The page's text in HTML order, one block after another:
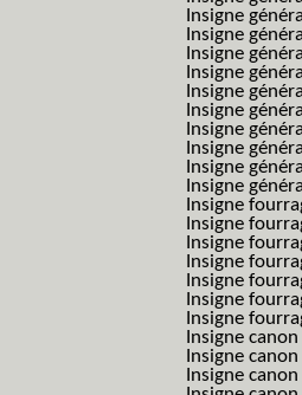
Insigne
Insigne
Insigne
Insigne
Insigne
Insigne
Insigne
Insigne
Insigne
Insigne
Insigne
Insigne
Insigne
Insigne
Insigne
Insigne
Insigne
Insigne
Insigne
Insigne